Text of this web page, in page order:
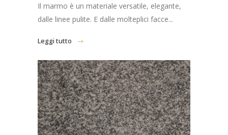
Il marmo è un materiale versatile, elegante,
dalle linee pulite. E dalle molteplici facce...
Leggi tutto